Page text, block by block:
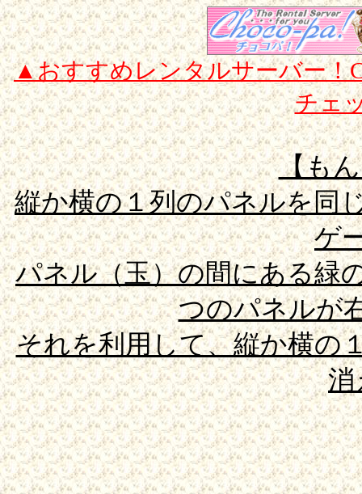
▲おすすめレンタルサーバー！
チェ
【も
縦か横の１列のパネルを同
ゲ
パネル（玉）の間にある緑
つのパネルが
それを利用して、縦か横の
消